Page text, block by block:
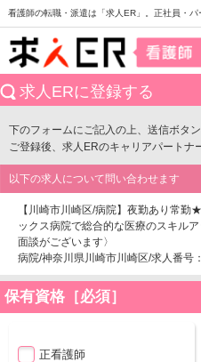
看護師の転職・派遣は「求人ER」。正社員・
求人ERに登録する
下のフォームにご記入の上、送信ボタ
ご登録後、求人ERのキャリアパートナ
以下の求人について問い合わせます
【川崎市川崎区/病院】夜勤あり常
ックス病院で総合的な医療のスキル
面談がございます〉
病院/神奈川県川崎市川崎区/求人番号
保有資格［必須］
正看護師